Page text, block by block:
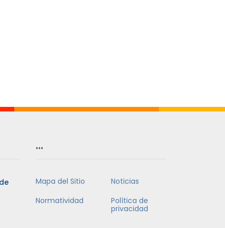
…
Mapa del Sitio
Noticias
Normatividad
Política de
privacidad